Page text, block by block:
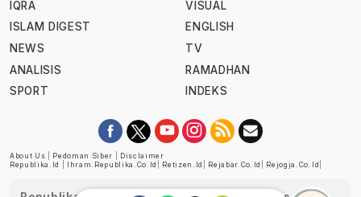
IQRA
ISLAM DIGEST
NEWS
ANALISIS
SPORT
VISUAL
ENGLISH
TV
RAMADHAN
INDEKS
About Us Pedoman Siber
Disclaimer
Republika.id
Ihram.republika.co.id Retizen.id Rejabar.co.id Rejogja.co.id